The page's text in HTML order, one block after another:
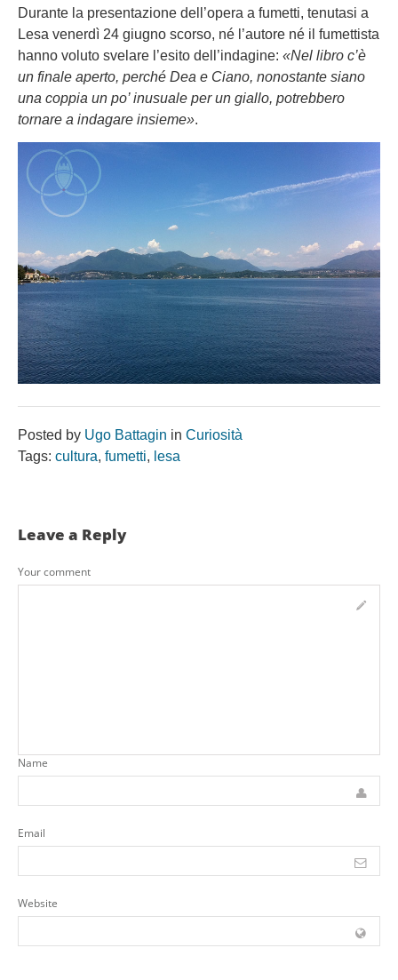
Durante la presentazione dell’opera a fumetti, tenutasi a
Lesa venerdì 24 giugno scorso, né l’autore né il fumettista
hanno voluto svelare l’esito dell’indagine: «Nel libro c’è
un finale aperto, perché Dea e Ciano, nonostante siano
una coppia un po’ inusuale per un giallo, potrebbero
tornare a indagare insieme».
Posted by Ugo Battagin in Curiosità
Tags: cultura, fumetti, lesa
Leave a Reply
Your comment
Name
Email
Website